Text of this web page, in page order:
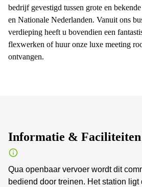
bedrijf gevestigd tussen grote en
en Nationale Nederlanden. Vanuit ons
verdieping heeft u bovendien een
flexwerken of huur onze luxe meeting
ontvangen.
Informatie & Faciliteiten
Qua openbaar vervoer wordt dit
bediend door treinen. Het station ligt